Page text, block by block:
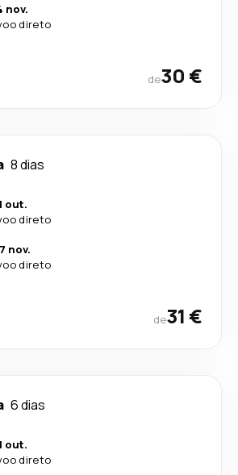
nov.
direto
de30 €
8 dias
out.
direto
nov.
direto
de31 €
6 dias
out.
direto